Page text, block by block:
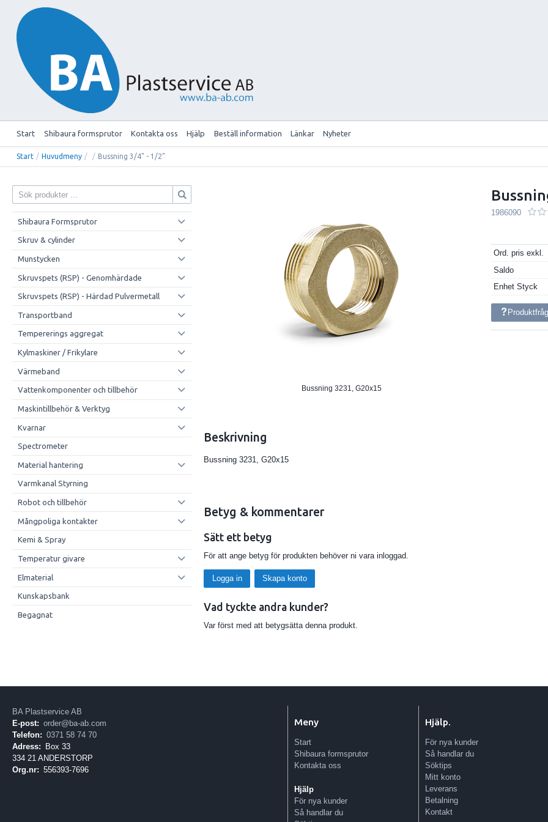
Start Shibaura formsprutor Kontakta oss Hjälp Beställ information Länkar Nyheter
Start / Huvudmeny / / Bussning 3/4" - 1/2"
Shibaura Formsprutor
Skruv & cylinder
Munstycken
Skruvspets (RSP) - Genomhärdade
Skruvspets (RSP) - Härdad Pulvermetall
Transportband
Tempererings aggregat
Kylmaskiner / Frikylare
Värmeband
Vattenkomponenter och tillbehör
Maskintillbehör & Verktyg
Kvarnar
Spectrometer
Material hantering
Varmkanal Styrning
Robot och tillbehör
Mångpoliga kontakter
Kemi & Spray
Temperatur givare
Elmaterial
Kunskapsbank
Begagnat
Bussning 3231, G20x15
1986090
Ord. pris exkl.
Saldo
EnhetStyck
Beskrivning
Bussning 3231, G20x15
Betyg & kommentarer
Sätt ett betyg
För att ange betyg för produkten behöver ni vara inloggad.
Logga in Skapa konto
Vad tyckte andra kunder?
Var först med att betygsätta denna produkt.
BA Plastservice AB
E-post: order@ba-ab.com
Telefon: 0371 58 74 70
Adress:
Box 33
334 21 ANDERSTORP
Org.nr: 556393-7696
Meny
Start
Shibaura formsprutor
Kontakta oss
Hjälp
För nya kunder
Så handlar du
Hjälp.
För nya kunder
Så handlar du
Söktips
Mitt konto
Leverans
Betalning
Kontakt